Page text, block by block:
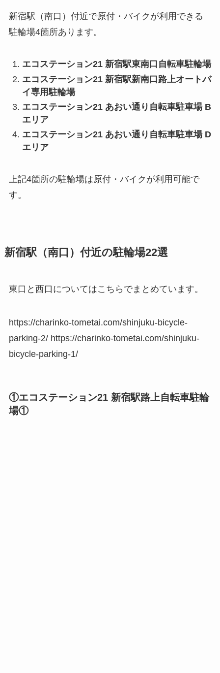
新宿駅（南口）付近で原付・バイクが利用できる
駐輪場4箇所あります。
エコステーション21 新宿駅東南口自転車駐輪場
エコステーション21 新宿駅新南口路上オートバ
イ専用駐輪場
エコステーション21 あおい通り自転車駐車場 B
エリア
エコステーション21 あおい通り自転車駐車場 D
エリア
上記4箇所の駐輪場は原付・バイクが利用可能で
す。
新宿駅（南口）付近の駐輪場22選
東口と西口についてはこちらでまとめています。
https://charinko-tometai.com/shinjuku-bicycle-
parking-2/ https://charinko-tometai.com/shinjuku-
bicycle-parking-1/
①エコステーション21 新宿駅路上自転車駐輪
場①